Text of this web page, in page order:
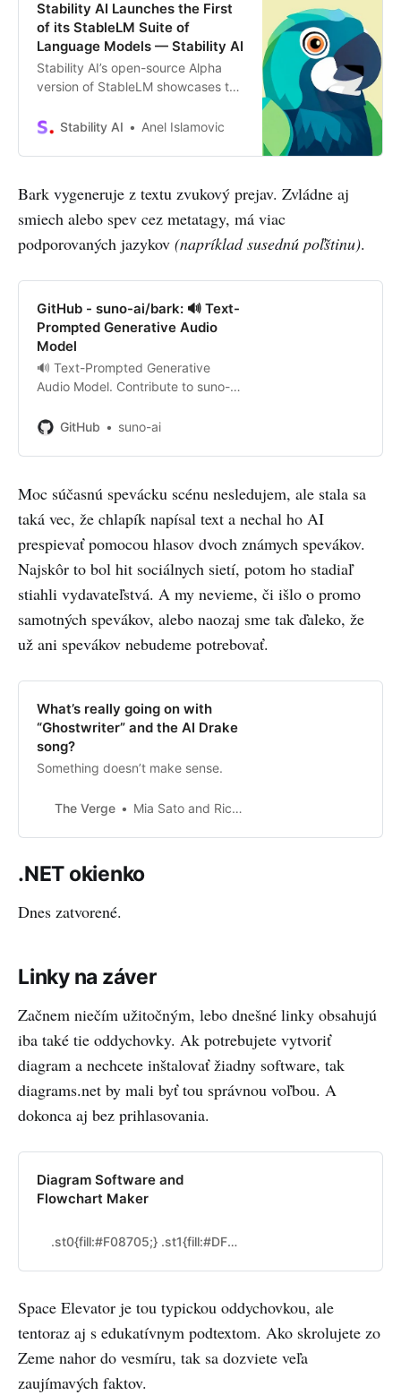
Stability AI Launches the First
of its StableLM Suite of
Language Models — Stability AI
Stability AI’s open-source Alpha
version of StableLM showcases the
that can generate high-performing
devices. Discover how StableLM
new economic opportunities while
supporting transparency and
accessi
Stability AI Anel Islamovic
Bark vygeneruje z textu zvukový prejav. Zvládne aj
smiech alebo spev cez metatagy, má viac
podporovaných jazykov (napríklad susednú poľštinu).
GitHub - suno-ai/bark: 🔊 Text-
Prompted Generative Audio
Model
🔊 Text-Prompted Generative
Audio Model. Contribute to suno-
an account on GitHub.
GitHub suno-ai
Moc súčasnú spevácku scénu nesledujem, ale stala sa
taká vec, že chlapík napísal text a nechal ho AI
prespievať pomocou hlasov dvoch známych spevákov.
Najskôr to bol hit sociálnych sietí, potom ho stadiaľ
stiahli vydavateľstvá. A my nevieme, či išlo o promo
samotných spevákov, alebo naozaj sme tak ďaleko, že
už ani spevákov nebudeme potrebovať.
What’s really going on with
“Ghostwriter” and the AI Drake
song?
Something doesn’t make sense.
The Verge Mia Sato and Richard Lawler
.NET okienko
Dnes zatvorené.
Linky na záver
Začnem niečím užitočným, lebo dnešné linky obsahujú
iba také tie oddychovky. Ak potrebujete vytvoriť
diagram a nechcete inštalovať žiadny software, tak
diagrams.net by mali byť tou správnou voľbou. A
dokonca aj bez prihlasovania.
Diagram Software and
Flowchart Maker
.st0{fill:#F08705;} .st1{fill:#DF6C0C;} .st2{fill:#FFFFFF;} diagrams.net
Space Elevator je tou typickou oddychovkou, ale
tentoraz aj s edukatívnym podtextom. Ako skrolujete zo
Zeme nahor do vesmíru, tak sa dozviete veľa
zaujímavých faktov.